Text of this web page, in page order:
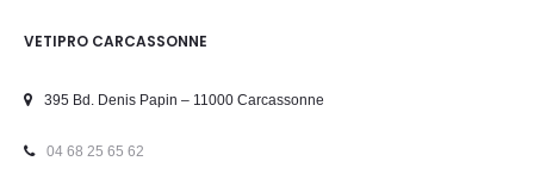
VETIPRO CARCASSONNE
395 Bd. Denis Papin – 11000 Carcassonne
04 68 25 65 62